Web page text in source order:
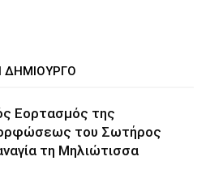
ΔΗΜΙΟΥΡΓΟ
Εορτασμός της
του Σωτήρος
τη Μηλιώτισσα